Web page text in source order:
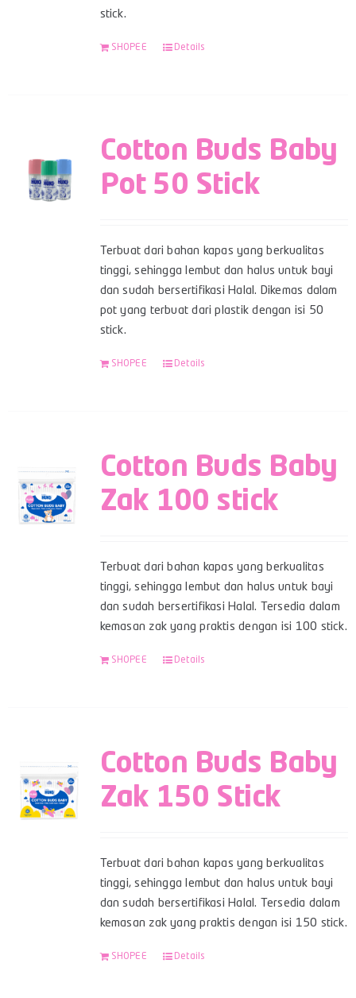
stick.
SHOPEE Details
Cotton Buds Baby
Pot 50 Stick
Terbuat dari bahan kapas yang berkualitas
tinggi, sehingga lembut dan halus untuk bayi
dan sudah bersertifikasi Halal. Dikemas dalam
pot yang terbuat dari plastik dengan isi 50
stick.
SHOPEE Details
Cotton Buds Baby
Zak 100 stick
Terbuat dari bahan kapas yang berkualitas
tinggi, sehingga lembut dan halus untuk bayi
dan sudah bersertifikasi Halal. Tersedia dalam
kemasan zak yang praktis dengan isi 100 stick.
SHOPEE Details
Cotton Buds Baby
Zak 150 Stick
Terbuat dari bahan kapas yang berkualitas
tinggi, sehingga lembut dan halus untuk bayi
dan sudah bersertifikasi Halal. Tersedia dalam
kemasan zak yang praktis dengan isi 150 stick.
SHOPEE Details